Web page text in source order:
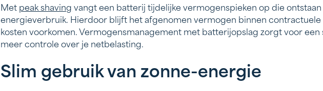
Met peak shaving vangt een batterij tijdelijke vermogenspieken op die
energieverbruik. Hierdoor blijft het afgenomen vermogen binnen
kosten voorkomen. Vermogensmanagement met batterijopslag zorgt voor
meer controle over je netbelasting.
Slim gebruik van zonne-energie